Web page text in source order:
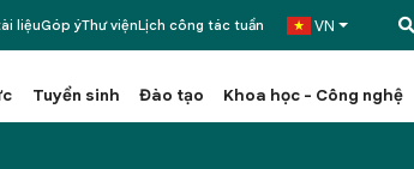
liệuGóp ýThư việnLịch công tác tuần VN
Tuyển sinh Đào tạo Khoa học - Công nghệ